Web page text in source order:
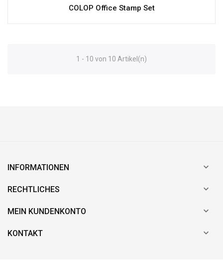
COLOP Office Stamp Set
1 - 10 von 10 Artikel(n)
INFORMATIONEN 
RECHTLICHES 
MEIN KUNDENKONTO 
KONTAKT 